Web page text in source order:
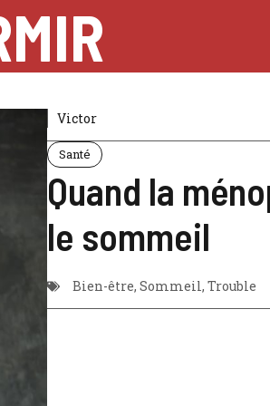
Victor
Santé
Quand la
le sommeil
Bien-être,Sommeil,Trouble